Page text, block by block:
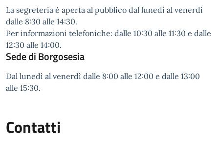
La segreteria è aperta al pubblico dal lunedì al venerdì
dalle 8:30 alle 14:30.
Per informazioni telefoniche: dalle 10:30 alle 11:30 e dalle
12:30 alle 14:00.
Sede di Borgosesia
Dal lunedì al venerdì dalle 8:00 alle 12:00 e dalle 13:00
alle 15:30.
Contatti